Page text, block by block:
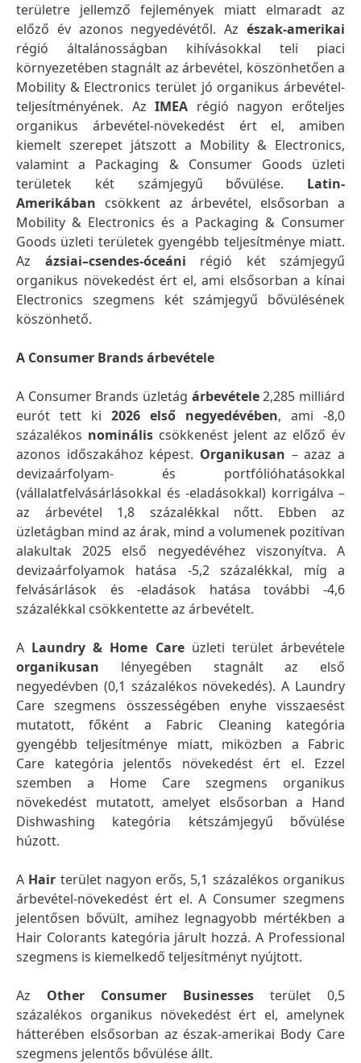
területre jellemző fejlemények miatt elmaradt az
előző év azonos negyedévétől. Az észak-amerikai
régió általánosságban kihívásokkal teli piaci
környezetében stagnált az árbevétel, köszönhetően a
Mobility & Electronics terület jó organikus árbevétel-
teljesítményének. AzIMEA régió nagyon erőteljes
organikus árbevétel-növekedést ért el, amiben
kiemelt szerepet játszott a Mobility & Electronics,
valamint a Packaging & Consumer Goods üzleti
területek két számjegyű bővülése. Latin-
Amerikában csökkent az árbevétel, elsősorban a
Mobility & Electronics és a Packaging & Consumer
Goods üzleti területek gyengébb teljesítménye miatt.
Az ázsiai–csendes-óceáni régió két számjegyű
organikus növekedést ért el, ami elsősorban a kínai
Electronics szegmens két számjegyű bővülésének
köszönhető.
A Consumer Brands árbevétele
A Consumer Brands üzletág árbevétele2,285 milliárd
eurót tett ki 2026 első negyedévében, ami -8,0
százalékos nominális csökkenést jelent az előző év
azonos időszakához képest. Organikusan – azaz a
devizaárfolyam- és portfólióhatásokkal
(vállalatfelvásárlásokkal és -eladásokkal) korrigálva –
az árbevétel 1,8 százalékkal nőtt. Ebben az
üzletágban mind az árak, mind a volumenek pozitívan
alakultak 2025 első negyedévéhez viszonyítva. A
devizaárfolyamok hatása -5,2 százalékkal, míg a
felvásárlások és -eladások hatása további -4,6
százalékkal csökkentette az árbevételt.
A Laundry & Home Careüzleti terület árbevétele
organikusan lényegében stagnált az első
negyedévben (0,1 százalékos növekedés). A Laundry
Care szegmens összességében enyhe visszaesést
mutatott, főként a Fabric Cleaning kategória
gyengébb teljesítménye miatt, miközben a Fabric
Care kategória jelentős növekedést ért el. Ezzel
szemben a Home Care szegmens organikus
növekedést mutatott, amelyet elsősorban a Hand
Dishwashing kategória kétszámjegyű bővülése
húzott.
A Hair terület nagyon erős, 5,1 százalékos organikus
árbevétel-növekedést ért el. A Consumer szegmens
jelentősen bővült, amihez legnagyobb mértékben a
Hair Colorants kategória járult hozzá. A Professional
szegmens is kiemelkedő teljesítményt nyújtott.
Az Other Consumer Businesses terület 0,5
százalékos organikus növekedést ért el, amelynek
hátterében elsősorban az észak-amerikai Body Care
szegmens jelentős bővülése állt.